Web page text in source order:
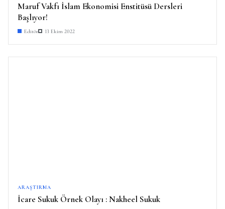
Maruf Vakfı İslam Ekonomisi Enstitüsü Dersleri
Başlıyor!
Editör 13 Ekim 2022
ARAŞTIRMA
İcare Sukuk Örnek Olayı : Nakheel Sukuk